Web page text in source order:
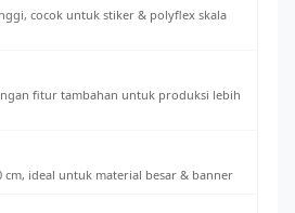
cocok untuk stiker & polyflex skala
fitur tambahan untuk produksi lebih
ideal untuk material besar & banner